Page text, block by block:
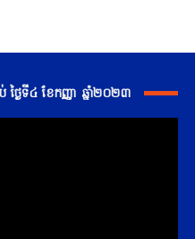
ៃទី៤ ខែកញ្ញា ឆ្នាំ២០២៣